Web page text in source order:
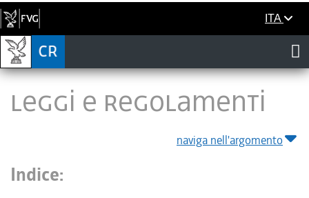
ITA
LEGGI E REGOLAMENTI
naviga nell'argomento
Indice: